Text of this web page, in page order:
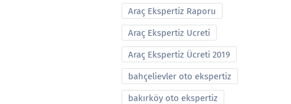
Araç Ekspertiz Raporu
Araç Ekspertiz Ucreti
Araç Ekspertiz Ücreti 2019
bahçelievler oto ekspertiz
bakırköy oto ekspertiz